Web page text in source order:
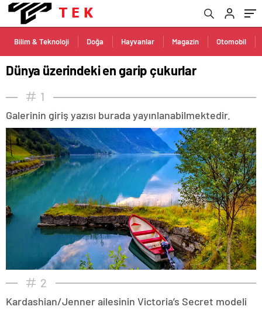
Bilim & Teknoloji Doğa Hayvanlar Magazin Otomobil
Dünya üzerindeki en garip çukurlar
1
Galerinin giriş yazısı burada yayınlanabilmektedir.
2
Kardashian/Jenner ailesinin Victoria’s Secret modeli